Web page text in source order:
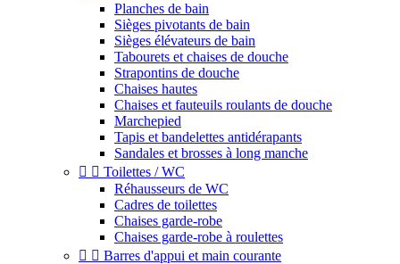
Planches de bain
Sièges pivotants de bain
Sièges élévateurs de bain
Tabourets et chaises de douche
Strapontins de douche
Chaises hautes
Chaises et fauteuils roulants de douche
Marchepied
Tapis et bandelettes antidérapants
Sandales et brosses à long manche
  Toilettes / WC
Réhausseurs de WC
Cadres de toilettes
Chaises garde-robe
Chaises garde-robe à roulettes
  Barres d'appui et main courante